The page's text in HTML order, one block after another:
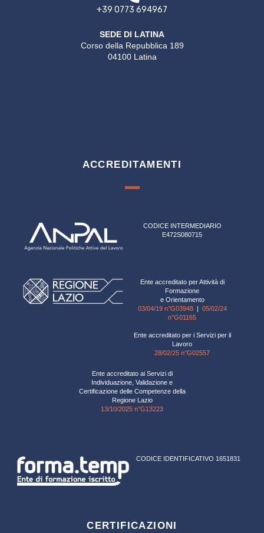
+39 0773 694967
SEDE DI LATINA
Corso della Repubblica 189
04100 Latina
ACCREDITAMENTI
CODICE INTERMEDIARIO
E472S080715
Ente accreditato per Attività di
Formazione
e Orientamento
03/04/19 n°G03948| 05/02/24
n°G01165
Ente accreditato per i Servizi per il
Lavoro
28/02/25 n°G02557
Ente accreditato ai Servizi di
Individuazione, Validazione e
Certificazione delle Competenze della
Regione Lazio
13/10/2025 n°G13223
CODICE IDENTIFICATIVO 1651831
CERTIFICAZIONI